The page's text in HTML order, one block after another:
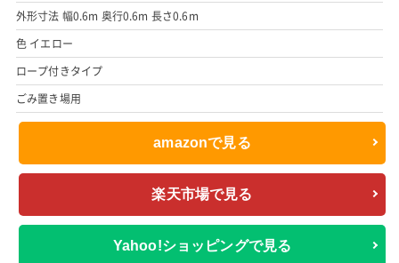
外形寸法 幅0.6m 奥行0.6m 長さ0.6m
色 イエロー
ロープ付きタイプ
ごみ置き場用
amazonで見る
楽天市場で見る
Yahoo!ショッピングで見る